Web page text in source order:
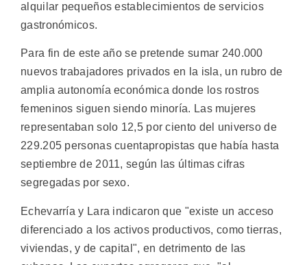
alquilar pequeños establecimientos de servicios
gastronómicos.
Para fin de este año se pretende sumar 240.000
nuevos trabajadores privados en la isla, un rubro de
amplia autonomía económica donde los rostros
femeninos siguen siendo minoría. Las mujeres
representaban solo 12,5 por ciento del universo de
229.205 personas cuentapropistas que había hasta
septiembre de 2011, según las últimas cifras
segregadas por sexo.
Echevarría y Lara indicaron que "existe un acceso
diferenciado a los activos productivos, como tierras,
viviendas, y de capital", en detrimento de las